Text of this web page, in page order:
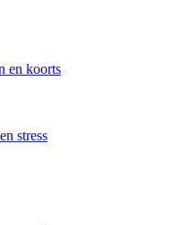
en koorts
stress